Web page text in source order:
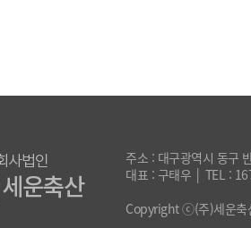
주소 : 대구광역시 동구
대표 : 구태우 │ TEL :
Copyright ⓒ(주)세운축